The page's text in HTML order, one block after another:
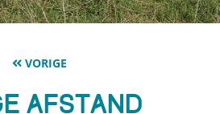
VORIGE
Afstand